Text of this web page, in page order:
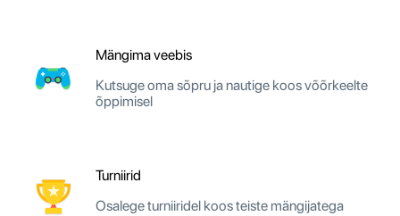
Mängima veebis
Kutsuge oma sõpru ja nautige koos võõrkeelte
õppimisel
Turniirid
Osalege turniiridel koos teiste mängijatega